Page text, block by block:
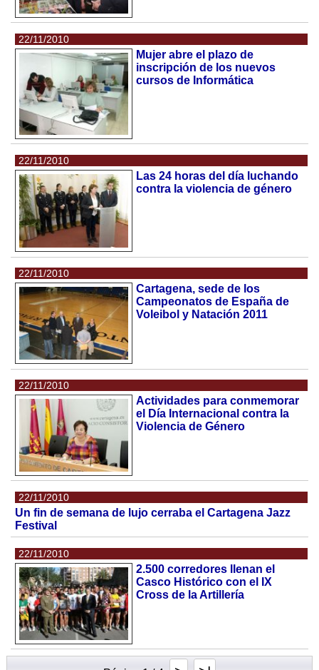
22/11/2010
Mujer abre el plazo de
inscripción de los nuevos
cursos de Informática
22/11/2010
Las 24 horas del día luchando
contra la violencia de género
22/11/2010
Cartagena, sede de los
Campeonatos de España de
Voleibol y Natación 2011
22/11/2010
Actividades para conmemorar
el Día Internacional contra la
Violencia de Género
22/11/2010
Un fin de semana de lujo cerraba el Cartagena Jazz
Festival
22/11/2010
2.500 corredores llenan el
Casco Histórico con el IX
Cross de la Artillería